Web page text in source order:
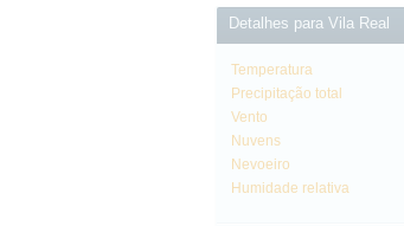
Detalhes para Vila Real
Temperatura
Precipitação total
Vento
Nuvens
Nevoeiro
Humidade relativa